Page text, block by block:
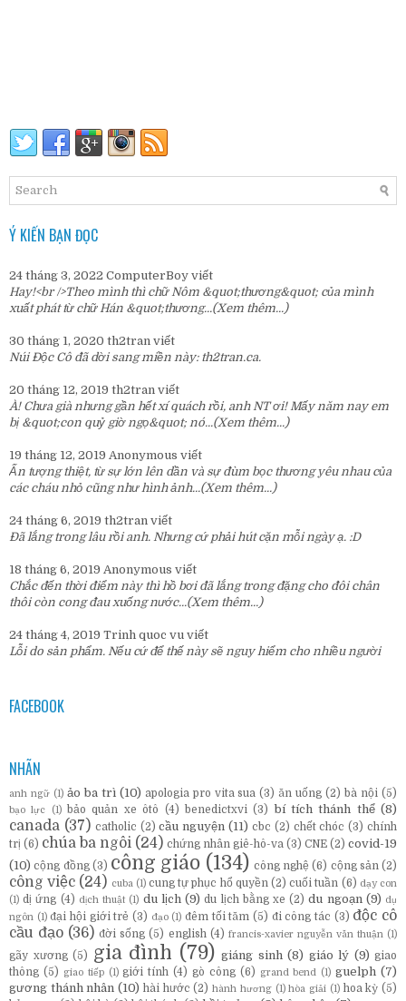
Ý KIẾN BẠN ĐỌC
24 tháng 3, 2022 ComputerBoy viết
Hay!<br />Theo mình thì chữ Nôm &quot;thương&quot; của mình
xuất phát từ chữ Hán &quot;thương...(Xem thêm...)
30 tháng 1, 2020 th2tran viết
Núi Độc Cô đã dời sang miền này: th2tran.ca.
20 tháng 12, 2019 th2tran viết
À! Chưa già nhưng gần hết xí quách rồi, anh NT ơi! Mấy năm nay em
bị &quot;con quỷ giờ ngọ&quot; nó...(Xem thêm...)
19 tháng 12, 2019 Anonymous viết
Ấn tượng thiệt, từ sự lớn lên dần và sự đùm bọc thương yêu nhau của
các cháu nhỏ cũng như hình ảnh...(Xem thêm...)
24 tháng 6, 2019 th2tran viết
Đã lắng trong lâu rồi anh. Nhưng cứ phải hút cặn mỗi ngày ạ. :D
18 tháng 6, 2019 Anonymous viết
Chắc đến thời điểm này thì hồ bơi đã lắng trong đặng cho đôi chân
thôi còn cong đau xuống nước...(Xem thêm...)
24 tháng 4, 2019 Trinh quoc vu viết
Lỗi do sản phẩm. Nếu cứ để thế này sẽ nguy hiểm cho nhiều người
FACEBOOK
NHÃN
anh ngữ (1) ảo ba trì (10) apologia pro vita sua (3) ăn uống (2) bà nội (5)
bạo lực (1) bảo quản xe ôtô (4) benedictxvi (3) bí tích thánh thể (8)
canada (37) catholic (2) cầu nguyện (11) cbc (2) chết chóc (3) chính
trị (6) chúa ba ngôi (24) chứng nhân giê-hô-va (3) CNE (2) covid-19
(10) cộng đồng (3) công giáo (134) công nghệ (6) cộng sản (2)
công việc (24) cuba (1) cung tự phục hổ quyền (2) cuối tuần (6) dạy con
(1) dị ứng (4) dịch thuật (1) du lịch (9) du lịch bằng xe (2) du ngoạn (9) dụ
ngôn (1) đại hội giới trẻ (3) đạo (1) đêm tối tăm (5) đi công tác (3) độc cô
cầu đạo (36) đời sống (5) english (4) francis-xavier nguyễn văn thuận (1)
gãy xương (5) gia đình (79) giáng sinh (8) giáo lý (9) giao
thông (5) giao tiếp (1) giới tính (4) gò công (6) grand bend (1) guelph (7)
gương thánh nhân (10) hài hước (2) hành hương (1) hòa giải (1) hoa kỳ (5)